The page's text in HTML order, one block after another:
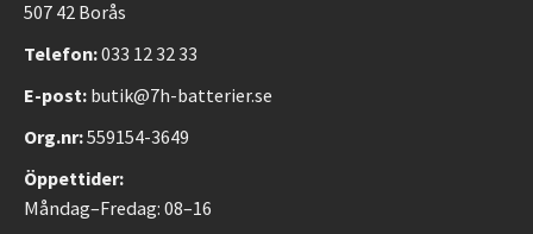
507 42 Borås
Telefon:033 12 32 33
E-post: butik@7h-batterier.se
Org.nr:559154-3649
Öppettider:
Måndag–Fredag: 08–16